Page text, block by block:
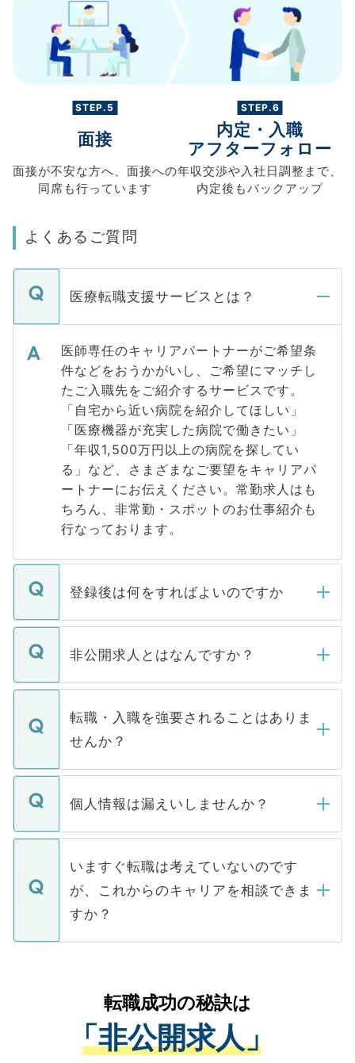
STEP.5
面接
面接が不安な方へ、 面接への
同席も行っています
STEP.6
内定・入職
アフターフォロー
年収交渉や入社日調整まで、
内定後もバックアップ
よくあるご質問
医療転職支援サービスとは？
医師専任のキャリアパートナーがご希望条
件などをおうかがいし、ご希望にマッチし
たご入職先をご紹介するサービスです。
「自宅から近い病院を紹介してほしい」
「医療機器が充実した病院で働きたい」
「年収1,500万円以上の病院を探してい
る」など、さまざまなご要望をキャリアパ
ートナーにお伝えください。常勤求人はも
ちろん、非常勤・スポットのお仕事紹介も
行なっております。
登録後は何をすればよいのですか
ご登録いただきましたら、弊社担当者がご
登録内容を確認し、その後メールもしくは
ます。通常、5営業日以内にはご連絡をせて
いただきますので、しばらくお待ちくださ
非公開求人とはなんですか？
マイナビDOCTORで取り扱っている求人の
うち約3割は、Webサイトからご覧いただ
けない「非公開求人」です。非公開求人は
下記の理由によって、一般には公開してい
ません。
■応募殺到を避けるため 人気のある医療機
関を公にしてしまうと、応募が殺到する場
に、医療機関が求める条件に合った人材の
みを人材紹介会社に依頼するケースが増え
ています。
転職・入職を強要されることはありま
せんか？
転職・入職を強要することは一切ありませ
ん。また、仮に応募先から内定をいただい
定を承諾する必要はありません。内定先へ
の辞退の連絡はキャリアパートナーが行い
個人情報は漏えいしませんか？
個人情報が漏えいすることはありませんの
で、ご安心ください。当サイトからの登録
などで収集したご登録者様の個人情報は、
ご本人のキャリアアップおよび転職活動の
支援を目的に使用いたします。お預かりし
ているすべての個人データはご本人の許可
は、個人情報の取り扱いについての厳密な
管理基準を満たした事業者のみに付与され
る、プライバシーマークを取得済みです。
いますぐ転職は考えていないのです
が、これからのキャリアを相談できま
すか？
かがいして、現在の医療機関の状況や紹介
経験をまじえながら、適切なアドバイスを
させていただきます。すぐにご転職をされ
ない方には、長期的なサポートが可能です
転職成功の秘訣は
「非公開求人」